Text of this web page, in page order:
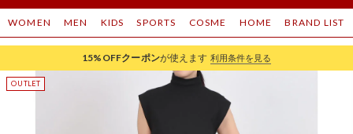
WOMEN MEN KIDS SPORTS COSME HOME BRAND LIST
15%OFFクーポンが使えます 利用条件を見る